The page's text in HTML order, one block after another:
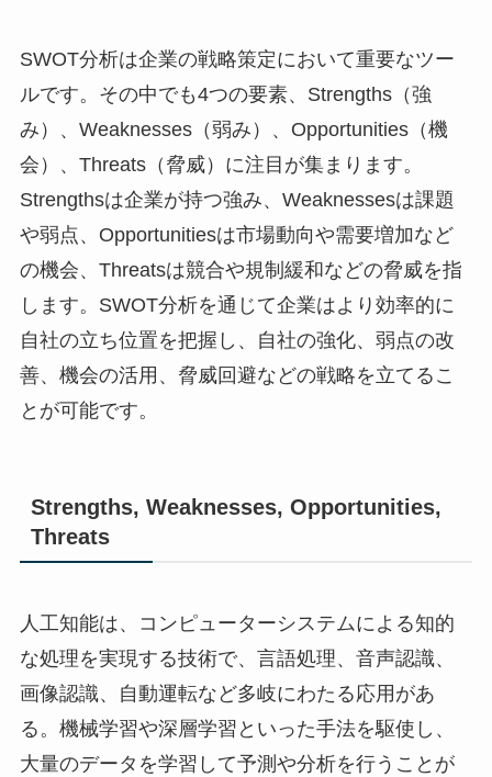
SWOT分析は企業の戦略策定において重要なツー
ルです。その中でも4つの要素、Strengths（強
み）、Weaknesses（弱み）、Opportunities（機
会）、Threats（脅威）に注目が集まります。
Strengthsは企業が持つ強み、Weaknessesは課題
や弱点、Opportunitiesは市場動向や需要増加など
の機会、Threatsは競合や規制緩和などの脅威を指
します。SWOT分析を通じて企業はより効率的に
自社の立ち位置を把握し、自社の強化、弱点の改
善、機会の活用、脅威回避などの戦略を立てるこ
とが可能です。
Strengths, Weaknesses, Opportunities,
Threats
人工知能は、コンピューターシステムによる知的
な処理を実現する技術で、言語処理、音声認識、
画像認識、自動運転など多岐にわたる応用があ
る。機械学習や深層学習といった手法を駆使し、
大量のデータを学習して予測や分析を行うことが